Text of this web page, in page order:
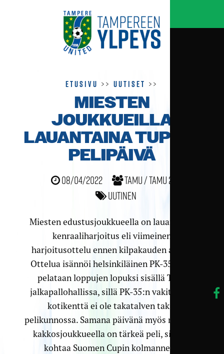
Etusivu >>Uutiset >>
MIESTEN
JOUKKUEILLA
LAUANTAINA TUPLA­
PELI­PÄIVÄ
08/04/2022
TamU / TamU 2
Uutinen
Miesten edustusjoukkueella on lauantaina
kenraaliharjoitus eli viimeinen
harjoitusottelu ennen kilpakauden alkua.
Ottelua isännöi helsinkiläinen PK-35, ja se
pelataan loppujen lopuksi sisällä Talin
jalkapallohallissa, sillä PK-35:n vakituinen
kotikenttä ei ole takatalven takia
pelikunnossa. Samana päivänä myös miesten
kakkosjoukkueella on tärkeä peli, sillä se
kohtaa Suomen Cupin kolmannella